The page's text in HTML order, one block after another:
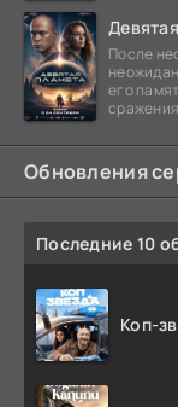
После
его
Обновления
Последние 10
Коп-